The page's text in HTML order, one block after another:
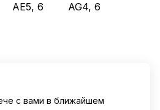
AE5, 6 AG4, 6
с вами в ближайшем